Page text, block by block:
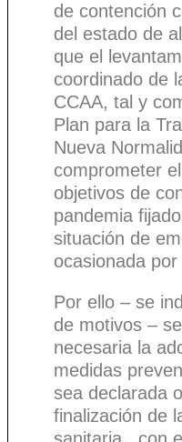
de contención
del estado de
que el
coordinado de
CCAA, tal y
Plan para la
Nueva
comprometer
objetivos de
pandemia
situación de
ocasionada
Por ello – se
de motivos –
necesaria la
medidas
sea declarada
finalización de